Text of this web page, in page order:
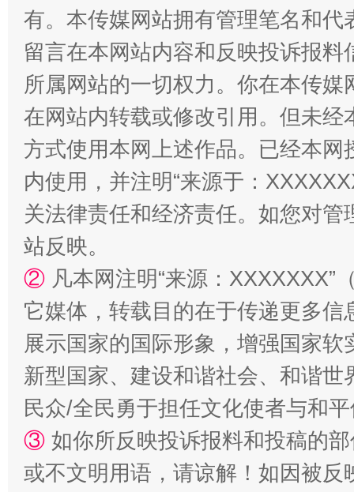
站台名比不上好声名
漫山遍野的桃花与雪山、麦地、白藏房 除
招工难、用工荒背后
有。本传媒网站拥有管理笔名和
留言在本网站内容和反映投诉报
所属网站的一切权力。你在本传
在网站内转载或修改引用。但未
方式使用本网上述作品。已经本
内使用，并注明“来源于：
关法律责任和经济责任。如您对
站反映。
② 凡本网注明“来源：
它媒体，转载目的在于传递更多
展示国家的国际形象，增强国家
新型国家、建设和谐社会、和谐
民众/全民勇于担任文化使者与和
③ 如你所反映投诉报料和投稿的
或不文明用语，请谅解！如因被